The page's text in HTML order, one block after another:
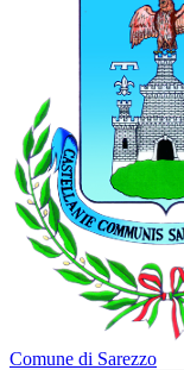
Comune di Sarezzo